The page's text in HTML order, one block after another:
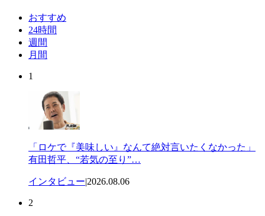
おすすめ
24時間
週間
月間
1
「ロケで『美味しい』なんて絶対言いたくなかった」
有田哲平、“若気の至り”…
インタビュー|2026.08.06
2